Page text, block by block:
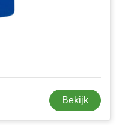
Bekijk